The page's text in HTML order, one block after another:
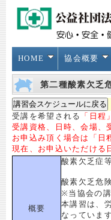
HOME 協会概要
第二種酸素欠乏
受講を希望される 「日
受講資格、日時、会場、
お申込み頂く場合は「日
現在、お申込いただける
概要
酸素欠乏症
酸素欠乏危
※当協会の
本講習は、
なっています